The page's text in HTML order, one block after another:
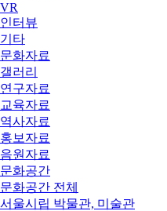
VR
인터뷰
기타
문화자료
갤러리
연구자료
교육자료
역사자료
홍보자료
음원자료
문화공간
문화공간 전체
서울시립 박물관, 미술관